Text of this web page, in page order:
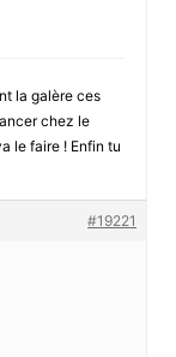
la galère ces
chez le
le faire ! Enfin tu
#19221